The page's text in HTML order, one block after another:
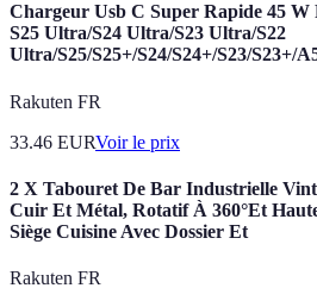
Chargeur Usb C Super Rapide 45 W
S25 Ultra/S24 Ultra/S23 Ultra/S22
Ultra/S25/S25+/S24/S24+/S23/S23+/
Rakuten FR
33.46 EURVoir le prix
2 X Tabouret De Bar Industrielle
Cuir Et Métal, Rotatif À 360°Et
Siège Cuisine Avec Dossier Et
Rakuten FR